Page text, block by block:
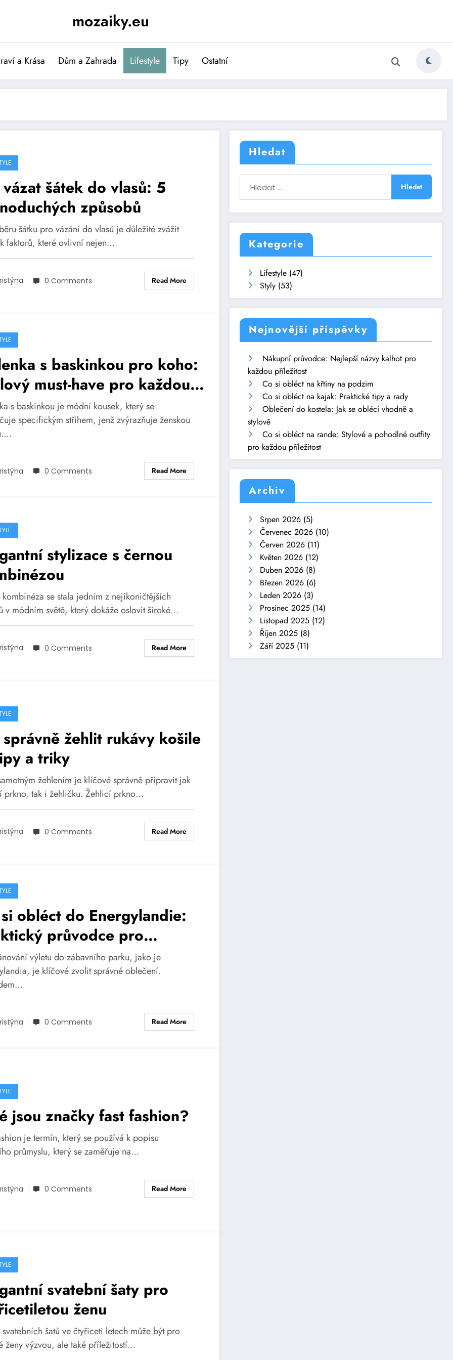
mozaiky.eu
a Krása Dům a Zahrada Lifestyle Tipy Ostatní
vázat šátek do vlasů: 5
způsobů
šátku pro vázání do vlasů je důležité zvážit
faktorů, které ovlivní nejen…
0 Comments Read More
s baskinkou pro koho:
must-have pro každou
s baskinkou je módní kousek, který se
specifickým střihem, jenž zvýrazňuje ženskou
0 Comments Read More
stylizace s černou
kombinéza se stala jedním z nejikoničtějších
v módním světě, který dokáže oslovit široké…
0 Comments Read More
správně žehlit rukávy košile
a triky
žehlením je klíčové správně připravit jak
prkno, tak i žehličku. Žehlicí prkno…
0 Comments Read More
obléct do Energylandie:
průvodce pro
a stylový výlet
výletu do zábavního parku, jako je
je klíčové zvolit správné oblečení.
0 Comments Read More
jsou značky fast fashion?
je termín, který se používá k popisu
průmyslu, který se zaměřuje na…
0 Comments Read More
svatební šaty pro
ženu
šatů ve čtyřiceti letech může být pro
ženy výzvou, ale také příležitostí…
Hledat
Kategorie
Lifestyle (47)
Styly (53)
Nejnovější příspěvky
Nákupní průvodce: Nejlepší názvy kalhot pro
každou příležitost
Co si obléct na křtiny na podzim
Co si obléct na kajak: Praktické tipy a rady
Oblečení do kostela: Jak se obléci vhodně a
stylově
Co si obléct na rande: Stylové a pohodlné outfity
pro každou příležitost
Archiv
Srpen 2026 (5)
Červenec 2026 (10)
Červen 2026 (11)
Květen 2026 (12)
Duben 2026 (8)
Březen 2026 (6)
Leden 2026 (3)
Prosinec 2025 (14)
Listopad 2025 (12)
Říjen 2025 (8)
Září 2025 (11)